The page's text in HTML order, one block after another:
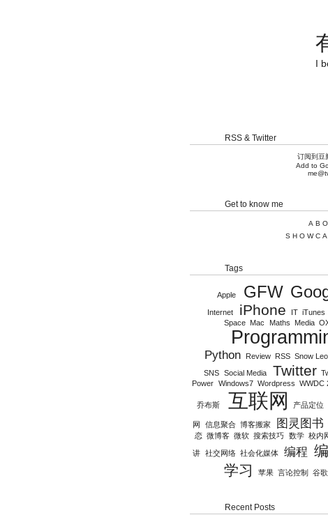
I
RSS & Twitter
订阅到豆
Add to
Get to know me
Tags
Apple GFW
Internet iPhone IT iTunes
Space Mac Maths Media
Python Review RSS Snow
SNS Social Media Twitter
Power Windows7 Wordpress WWDC
乔布斯 互联网 产品定位
网 信息聚合 博客搬家 图灵图书
恋 微博客 微软 搜索技巧 数学 校内
讲 社交网络 社会化媒体 编程
学习
苹果 言论控制 谷
Recent Posts